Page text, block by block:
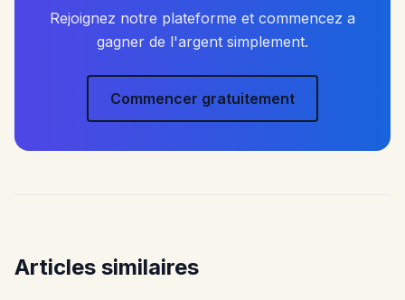
Rejoignez notre plateforme et commencez a
gagner de l'argent simplement.
Commencer gratuitement
Articles similaires